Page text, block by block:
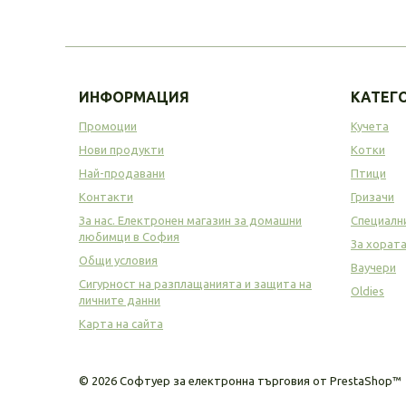
ИНФОРМАЦИЯ
Промоции
Нови продукти
Най-продавани
Контакти
За нас. Електронен магазин за домашни
любимци в София
Общи условия
Сигурност на разплащанията и защита на
личните данни
Карта на сайта
© 2026 Софтуер за електронна търговия от PrestaShop™
Кучета
Котки
Птици
Гризачи
За хората
Ваучери
Oldies